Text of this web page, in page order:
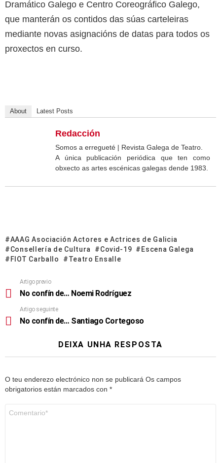
Dramático Galego e Centro Coreográfico Galego,
que manterán os contidos das súas carteleiras
mediante novas asignacións de datas para todos os
proxectos en curso.
About Latest Posts
Redacción
Somos a erregueté | Revista Galega de Teatro.
A única publicación periódica que ten como
obxecto as artes escénicas galegas dende 1983.
AAAG Asociación Actores e Actrices de Galicia
Consellería de Cultura
Covid-19
Escena Galega
FIOT Carballo
Teatro Ensalle
Artigo previo
No confín de… Noemi Rodríguez
Artigo seguinte
No confín de… Santiago Cortegoso
DEIXA UNHA RESPOSTA
O teu enderezo electrónico non se publicará Os campos
obrigatorios están marcados con *